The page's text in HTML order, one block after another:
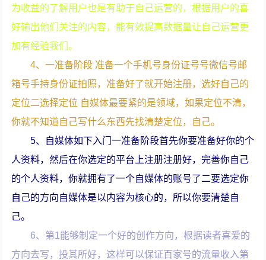
为收益的了解用户也是有助于自己运营的，根据用户的喜
好输出他们关注的内容，能有效提高数据量让自己运营更
加有经验我们。
4、一准备阶段 准备一个手机号身份证号号微信号邮
箱号手持身份证拍照，准备好了就开始注册，选好自己的
定位二选择定位 自媒体最要紧的是领域，如果定位不清，
你就不知道自己写什么东西先找清楚定位，自己。
5、自媒体如下入门一准备阶段首先你要准备好你的个
人资料，然后在你选定的平台上注册注册好，完善你自己
的个人资料，你就拥有了一个自媒体的账号了二要选定你
自己的方向自媒体是以内容为核心的，所以你要清楚自
己。
6、第1能够制定一个好的创作方向，根据读者喜爱的
方向去写，投其所好，这样可以保证百家号的流量收入第